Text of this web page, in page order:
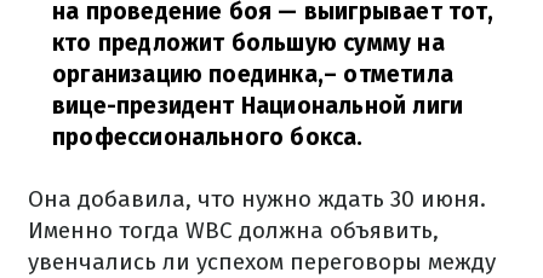
на проведение боя — выигрывает тот,
кто предложит большую сумму на
организацию поединка,– отметила
вице-президент Национальной лиги
профессионального бокса.
Она добавила, что нужно ждать 30 июня.
Именно тогда WBC должна объявить,
увенчались ли успехом переговоры между